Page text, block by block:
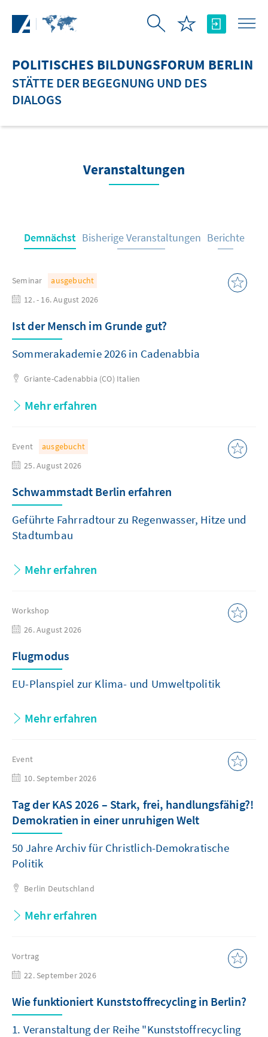
POLITISCHES BILDUNGSFORUM BERLIN
STÄTTE DER BEGEGNUNG UND DES
DIALOGS
Veranstaltungen
Demnächst Bisherige Veranstaltungen Berichte
Seminar
ausgebucht
12. - 16. August 2026
Ist der Mensch im Grunde gut?
Sommerakademie 2026 in Cadenabbia
Griante-Cadenabbia (CO) Italien
Mehr erfahren
Event
ausgebucht
25. August 2026
Schwammstadt Berlin erfahren
Geführte Fahrradtour zu Regenwasser, Hitze und
Stadtumbau
Mehr erfahren
Workshop
26. August 2026
Flugmodus
EU-Planspiel zur Klima- und Umweltpolitik
Mehr erfahren
Event
10. September 2026
Tag der KAS 2026 – Stark, frei, handlungsfähig?!
Demokratien in einer unruhigen Welt
50 Jahre Archiv für Christlich-Demokratische
Politik
Berlin Deutschland
Mehr erfahren
Vortrag
22. September 2026
Wie funktioniert Kunststoffrecycling in Berlin?
1. Veranstaltung der Reihe "Kunststoffrecycling